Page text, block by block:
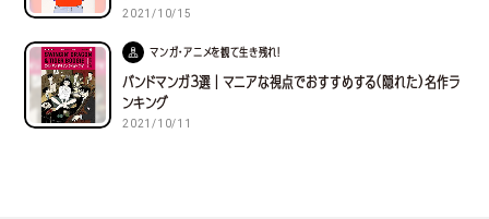
2021/10/15
マンガ・アニメを観て生き残れ！
バンドマンガ３選｜マニアな視点でおすすめする(隠れた)名作ラ
ンキング
2021/10/11